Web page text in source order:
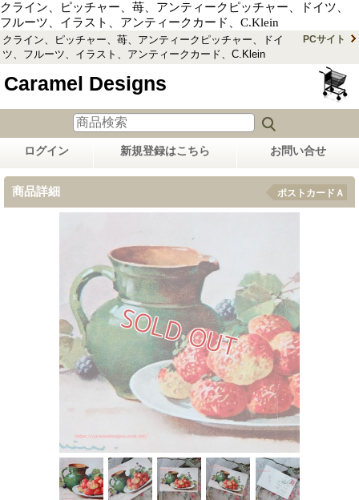
クライン、ピッチャー、苺、アンティークピッチャー、ドイツ、
フルーツ、イラスト、アンティークカード、C.Klein
クライン、ピッチャー、苺、アンティークピッチャー、ドイ
ツ、フルーツ、イラスト、アンティークカード、C.Klein
PCサイト
Caramel Designs
ログイン 新規登録はこちら お問い合せ
商品詳細 ポストカードＡ